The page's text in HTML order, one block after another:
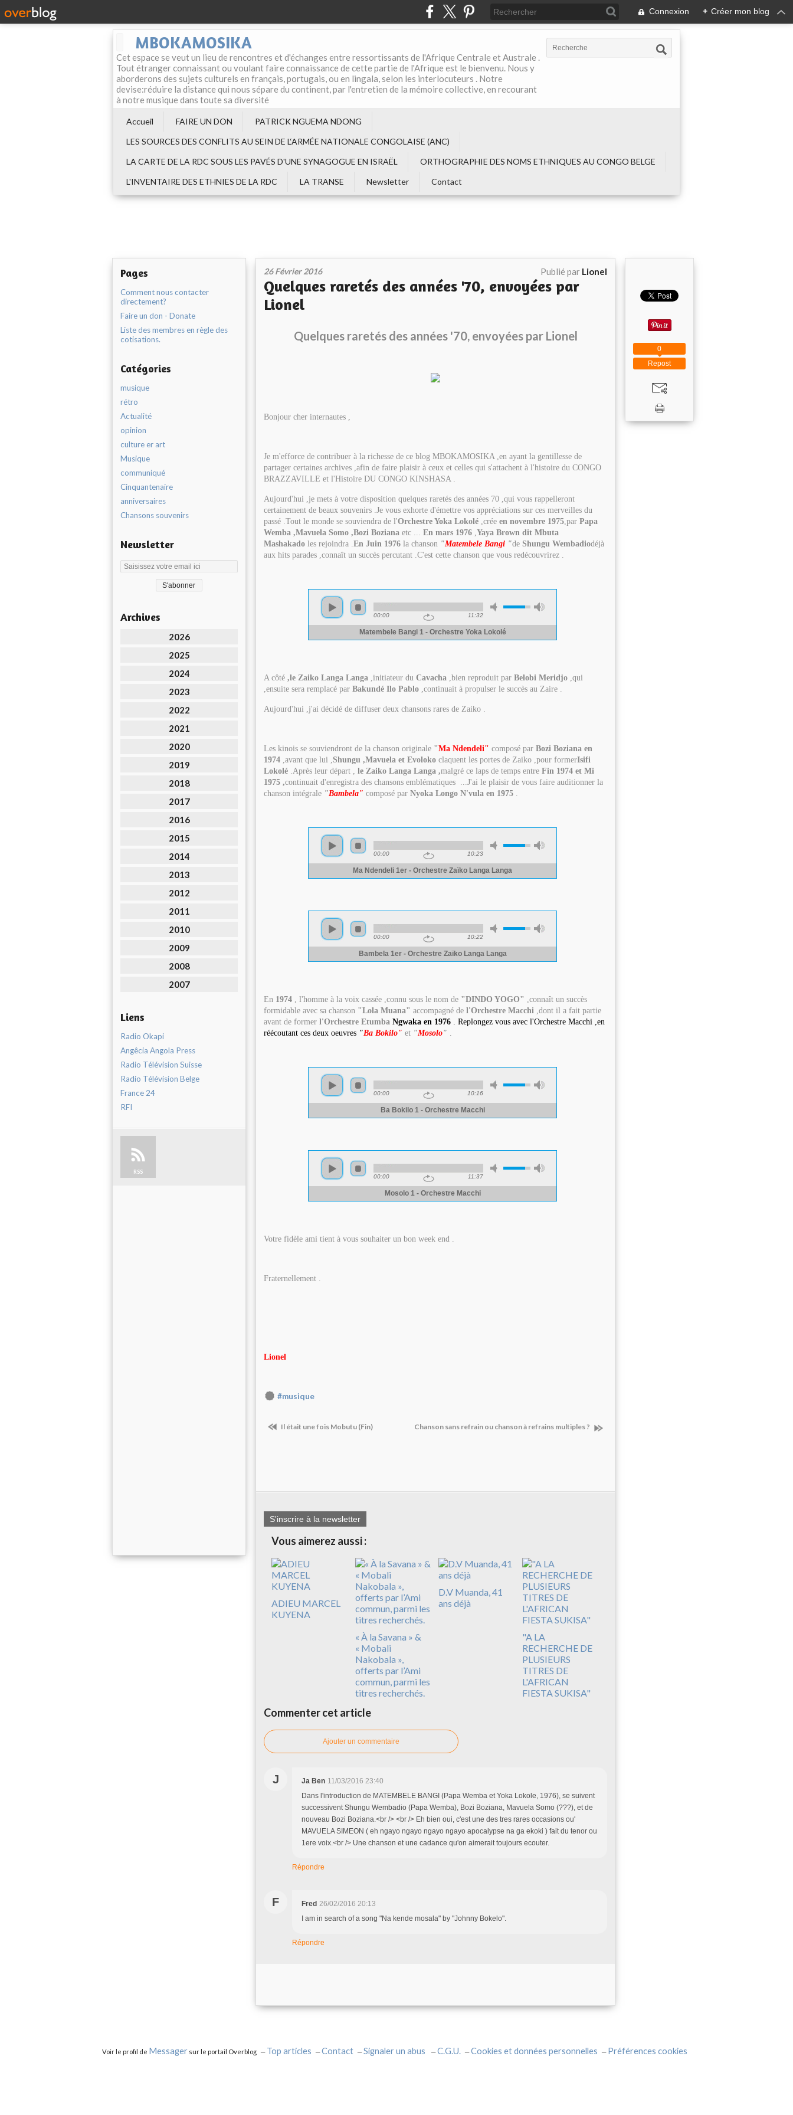
Connexion + Créer mon blog
MBOKAMOSIKA
Cet espace se veut un lieu de rencontres et d'échanges entre ressortissants de l'Afrique Centrale et Australe .
Tout étranger connaissant ou voulant faire connaissance de cette partie de l'Afrique est le bienvenu. Nous y
aborderons des sujets culturels en français, portugais, ou en lingala, selon les interlocuteurs . Notre
devise:réduire la distance qui nous sépare du continent, par l'entretien de la mémoire collective, en recourant
à notre musique dans toute sa diversité
Accueil FAIRE UN DON
PATRICK NGUEMA NDONG
LES SOURCES DES CONFLITS AU SEIN DE L‘ARMÉE NATIONALE CONGOLAISE (ANC)
LA CARTE DE LA RDC SOUS LES PAVÉS D'UNE SYNAGOGUE EN ISRAËL
ORTHOGRAPHIE DES NOMS ETHNIQUES AU CONGO BELGE
L'INVENTAIRE DES ETHNIES DE LA RDC
LA TRANSE Newsletter Contact
Pages
Comment nous contacter
directement?
Faire un don - Donate
Liste des membres en règle des
cotisations.
Catégories
musique
rétro
Actualité
opinion
culture er art
Musique
communiqué
Cinquantenaire
anniversaires
Chansons souvenirs
Newsletter
Archives
2026
2025
2024
2023
2022
2021
2020
2019
2018
2017
2016
2015
2014
2013
2012
2011
2010
2009
2008
2007
Liens
Radio Okapi
Angêcia Angola Press
Radio Télévision Suisse
Radio Télévision Belge
France 24
RFI
RSS
26 Février 2016 Publié par Lionel
Quelques raretés des années '70, envoyées par
Lionel
Quelques raretés des années '70, envoyées par Lionel
Bonjour cher internautes ,
Je m'efforce de contribuer à la richesse de ce blog MBOKAMOSIKA ,en ayant la gentillesse de
partager certaines archives ,afin de faire plaisir à ceux et celles qui s'attachent à l'histoire du CONGO
BRAZZAVILLE et l'Histoire DU CONGO KINSHASA .
Aujourd'hui ,je mets à votre disposition quelques raretés des années 70 ,qui vous rappelleront
certainement de beaux souvenirs .Je vous exhorte d'émettre vos appréciations sur ces merveilles du
passé .Tout le monde se souviendra de l'Orchestre Yoka Lokolé ,crée en novembre 1975,par Papa
Wemba ,Mavuela Somo ,Bozi Boziana etc ... En mars 1976 ,Yaya Brown dit Mbuta
Mashakado les rejoindra .En Juin 1976 la chanson "Matembele Bangi "de Shungu Wembadiodéjà
aux hits parades ,connaît un succès percutant .C'est cette chanson que vous redécouvrirez .
A côté ,le Zaiko Langa Langa ,initiateur du Cavacha ,bien reproduit par Belobi Meridjo ,qui
,ensuite sera remplacé par Bakundé Ilo Pablo ,continuait à propulser le succès au Zaire .
Aujourd'hui ,j'ai décidé de diffuser deux chansons rares de Zaiko .
Les kinois se souviendront de la chanson originale "Ma Ndendeli" composé par Bozi Boziana en
1974 ,avant que lui ,Shungu ,Mavuela et Evoloko claquent les portes de Zaiko ,pour formerIsifi
Lokolé .Après leur départ , le Zaiko Langa Langa ,malgré ce laps de temps entre Fin 1974 et Mi
1975 ,continuait d'enregistra des chansons emblématiques ...J'ai le plaisir de vous faire auditionner la
chanson intégrale "Bambela" composé par Nyoka Longo N'vula en 1975 .
En 1974 , l'homme à la voix cassée ,connu sous le nom de "DINDO YOGO" ,connaît un succès
formidable avec sa chanson "Lola Muana" accompagné de l'Orchestre Macchi ,dont il a fait partie
avant de former l'Orchestre Etumba Ngwaka en 1976 . Replongez vous avec l'Orchestre Macchi ,en
réécoutant ces deux oeuvres "Ba Bokilo" et "Mosolo" .
Votre fidèle ami tient à vous souhaiter un bon week end .
Fraternellement .
Lionel
#musique
Il était une fois Mobutu (Fin) Chanson sans refrain ou chanson à refrains multiples ?
S'inscrire à la newsletter
Vous aimerez aussi :
ADIEU MARCEL
KUYENA
« À la Savana » &
« Mobali
Nakobala »,
offerts par l’Ami
commun, parmi les
titres recherchés.
D.V Muanda, 41
ans déjà
"A LA
RECHERCHE DE
PLUSIEURS
TITRES DE
L'AFRICAN
FIESTA SUKISA"
Commenter cet article
Ajouter un commentaire
J Ja Ben 11/03/2016 23:40
Dans l'introduction de MATEMBELE BANGI (Papa Wemba et Yoka Lokole, 1976), se suivent
successivent Shungu Wembadio (Papa Wemba), Bozi Boziana, Mavuela Somo (???), et de
nouveau Bozi Boziana.<br /> <br /> Eh bien oui, c'est une des tres rares occasions ou'
MAVUELA SIMEON ( eh ngayo ngayo ngayo ngayo apocalypse na ga ekoki ) fait du tenor ou
1ere voix.<br /> Une chanson et une cadance qu'on aimerait toujours ecouter.
Répondre
F Fred 26/02/2016 20:13
I am in search of a song "Na kende mosala" by "Johnny Bokelo".
Répondre
Repost
0
Voir le profil de Messager sur le portail Overblog Top articles Contact Signaler un abus C.G.U. Cookies et données personnelles Préférences cookies